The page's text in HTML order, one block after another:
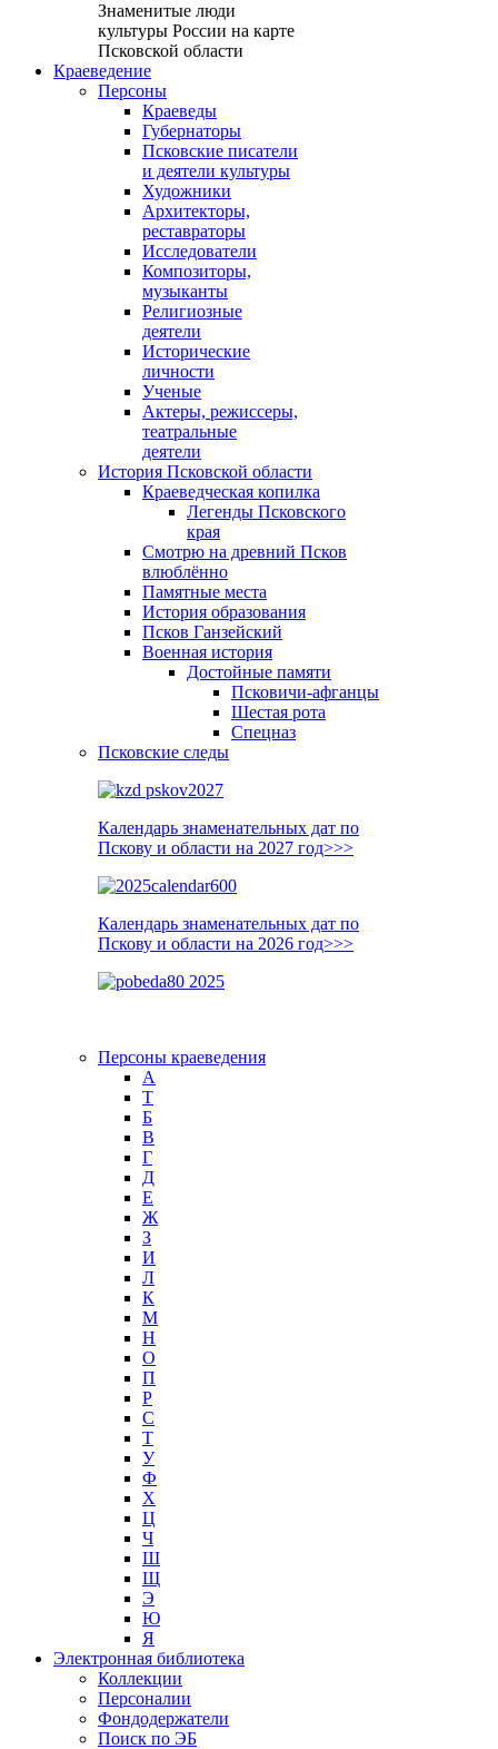
Знаменитые люди
культуры России на карте
Псковской области
Краеведение
Персоны
Краеведы
Губернаторы
Псковские писатели
и деятели культуры
Художники
Архитекторы,
реставраторы
Исследователи
Композиторы,
музыканты
Религиозные
деятели
Исторические
личности
Ученые
Актеры, режиссеры,
театральные
деятели
История Псковской области
Краеведческая копилка
Легенды Псковского
края
Смотрю на древний Псков
влюблённо
Памятные места
История образования
Псков Ганзейский
Военная история
Достойные памяти
Псковичи-афганцы
Шестая рота
Спецназ
Псковские следы
Календарь знаменательных дат по
Пскову и области на 2027 год>>>
Календарь знаменательных дат по
Пскову и области на 2026 год>>>
Персоны краеведения
А
T
Б
В
Г
Д
Е
Ж
З
И
Л
К
М
Н
О
П
Р
С
Т
У
Ф
Х
Ц
Ч
Ш
Щ
Э
Ю
Я
Электронная библиотека
Коллекции
Персоналии
Фондодержатели
Поиск по ЭБ